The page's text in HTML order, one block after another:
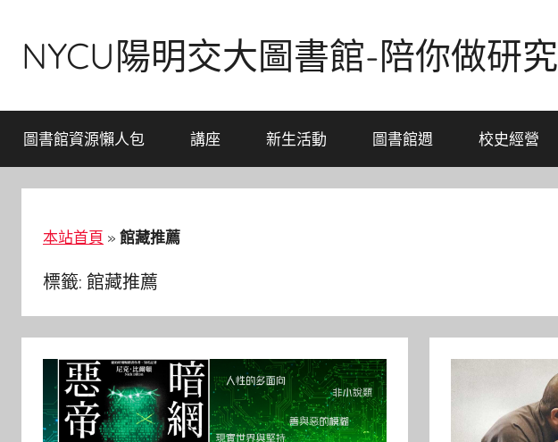
contentNYCU陽明交大圖書館-陪你做研究
圖書館資源懶人包 講座 新生活動 圖書館週 校史經營
本站首頁 » 館藏推薦
標籤: 館藏推薦